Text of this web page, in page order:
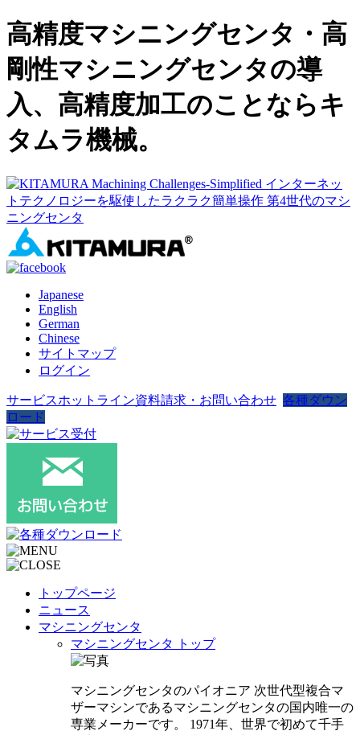
高精度マシニングセンタ・高
剛性マシニングセンタの導
入、高精度加工のことならキ
タムラ機械。
Japanese
English
German
Chinese
サイトマップ
ログイン
サービスホットライン資料請求・お問い合わせ 各種ダウン
ロード
トップページ
ニュース
マシニングセンタ
マシニングセンタ トップ
マシニングセンタのパイオニア 次世代型複合マ
ザーマシンであるマシニングセンタの国内唯一の
専業メーカーです。 1971年、世界で初めて千手